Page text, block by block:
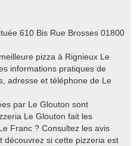
610 Bis Rue Brosses 01800
pizza à Rignieux Le
informations pratiques de
adresse et téléphone de Le
par Le Glouton sont
Le Glouton fait les
Franc ? Consultez les avis
découvrez si cette pizzeria est